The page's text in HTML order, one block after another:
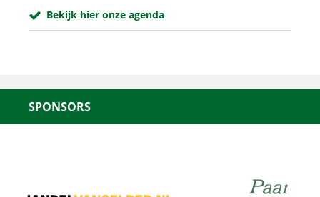
Bekijk hier onze agenda
SPONSORS